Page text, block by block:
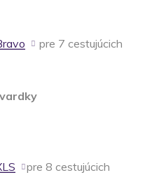
pre 7 cestujúcich
pre 8 cestujúcich